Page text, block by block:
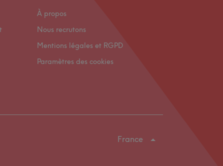
À propos
Nous recrutons
Mentions légales et RGPD
Paramètres des cookies
France